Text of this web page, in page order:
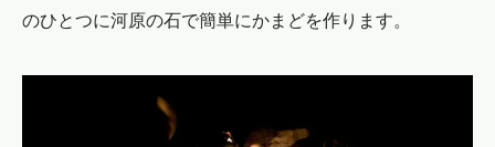
のひとつに河原の石で簡単にかまどを作ります。